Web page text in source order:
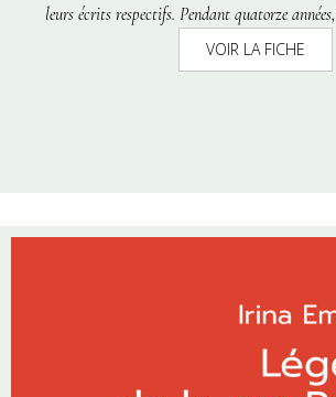
leurs écrits respectifs. Pendant quatorze
correspondance d’une intensité rare où se
passion sentimentale et poésie. Dessinant une
VOIR LA FICHE